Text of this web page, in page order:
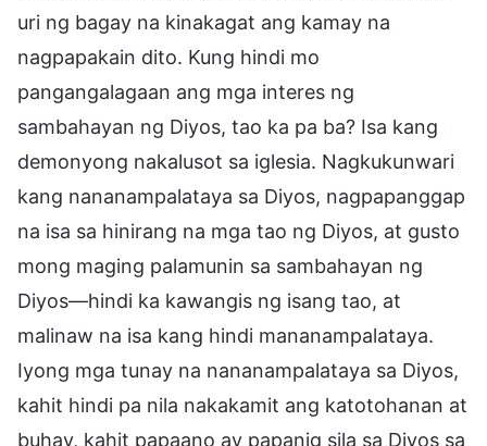
uri ng bagay na kinakagat ang kamay na
nagpapakain dito. Kung hindi mo
pangangalagaan ang mga interes ng
sambahayan ng Diyos, tao ka pa ba? Isa kang
demonyong nakalusot sa iglesia. Nagkukunwari
kang nananampalataya sa Diyos, nagpapanggap
na isa sa hinirang na mga tao ng Diyos, at gusto
mong maging palamunin sa sambahayan ng
Diyos—hindi ka kawangis ng isang tao, at
malinaw na isa kang hindi mananampalataya.
Iyong mga tunay na nananampalataya sa Diyos,
kahit hindi pa nila nakakamit ang katotohanan at
buhay, kahit papaano ay papanig sila sa Diyos sa